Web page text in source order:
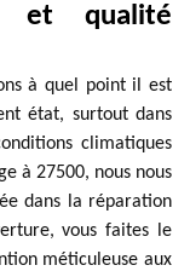
et qualité
à quel point il est
état, surtout dans
climatiques
à 27500, nous nous
dans la réparation
vous faites le
méticuleuse aux